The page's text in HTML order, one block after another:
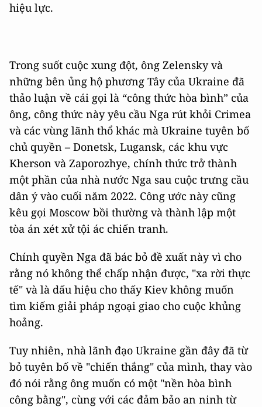
hiệu lực.
Trong suốt cuộc xung đột, ông Zelensky và
những bên ủng hộ phương Tây của Ukraine đã
thảo luận về cái gọi là “công thức hòa bình” của
ông, công thức này yêu cầu Nga rút khỏi Crimea
và các vùng lãnh thổ khác mà Ukraine tuyên bố
chủ quyền – Donetsk, Lugansk, các khu vực
Kherson và Zaporozhye, chính thức trở thành
một phần của nhà nước Nga sau cuộc trưng cầu
dân ý vào cuối năm 2022. Công ước này cũng
kêu gọi Moscow bồi thường và thành lập một
tòa án xét xử tội ác chiến tranh.
Chính quyền Nga đã bác bỏ đề xuất này vì cho
rằng nó không thể chấp nhận được, "xa rời thực
tế" và là dấu hiệu cho thấy Kiev không muốn
tìm kiếm giải pháp ngoại giao cho cuộc khủng
hoảng.
Tuy nhiên, nhà lãnh đạo Ukraine gần đây đã từ
bỏ tuyên bố về "chiến thắng" của mình, thay vào
đó nói rằng ông muốn có một "nền hòa bình
công bằng", cùng với các đảm bảo an ninh từ